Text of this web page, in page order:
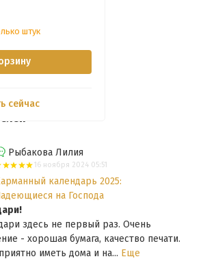
штук
сейчас
Рыбакова Лилия
16 ноября 2024 05:51
календарь 2025:
на Господа
здесь не первый раз. Очень
- хорошая бумага, качество печати.
иметь дома и на... Еще